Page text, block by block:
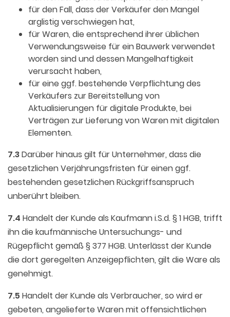
für den Fall, dass der Verkäufer den Mangel
arglistig verschwiegen hat,
für Waren, die entsprechend ihrer üblichen
Verwendungsweise für ein Bauwerk verwendet
worden sind und dessen Mangelhaftigkeit
verursacht haben,
für eine ggf. bestehende Verpflichtung des
Verkäufers zur Bereitstellung von
Aktualisierungen für digitale Produkte, bei
Verträgen zur Lieferung von Waren mit digitalen
Elementen.
7.3Darüber hinaus gilt für Unternehmer, dass die
gesetzlichen Verjährungsfristen für einen ggf.
bestehenden gesetzlichen Rückgriffsanspruch
unberührt bleiben.
7.4 Handelt der Kunde als Kaufmann i.S.d. § 1 HGB, trifft
ihn die kaufmännische Untersuchungs- und
Rügepflicht gemäß § 377 HGB. Unterlässt der Kunde
die dort geregelten Anzeigepflichten, gilt die Ware als
genehmigt.
7.5 Handelt der Kunde als Verbraucher, so wird er
gebeten, angelieferte Waren mit offensichtlichen